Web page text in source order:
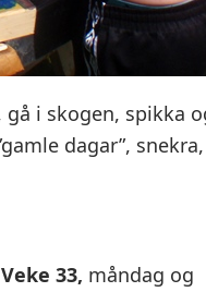
i skogen, spikka
dagar”, snekra,
Veke 33, måndag og